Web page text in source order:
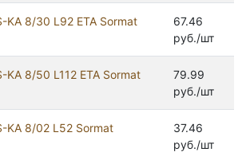
KA 8/30 L92 ETA Sormat
67.46
руб./шт
KA 8/50 L112 ETA Sormat
79.99
руб./шт
KA 8/02 L52 Sormat
37.46
руб./шт